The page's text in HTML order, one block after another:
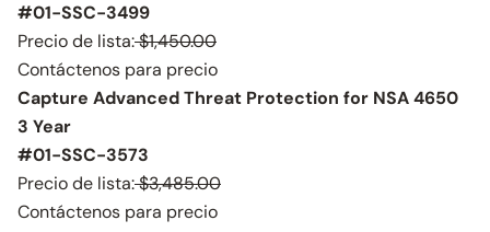
#01-SSC-3499
Precio de lista:$1,450.00
Contáctenos para precio
Capture Advanced Threat Protection for NSA 4650
3 Year
#01-SSC-3573
Precio de lista:$3,485.00
Contáctenos para precio